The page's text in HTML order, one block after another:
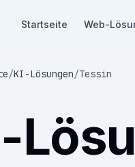
Startseite Web-
/KI-Lösungen/Tessin